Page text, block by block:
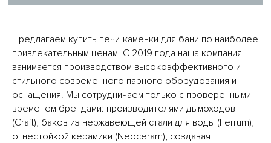
Предлагаем купить печи-каменки для бани по наиболее
привлекательным ценам. С 2019 года наша компания
занимается производством высокоэффективного и
стильного современного парного оборудования и
оснащения. Мы сотрудничаем только с проверенными
временем брендами: производителями дымоходов
(Craft), баков из нержавеющей стали для воды (Ferrum),
огнестойкой керамики (Neoceram), создавая